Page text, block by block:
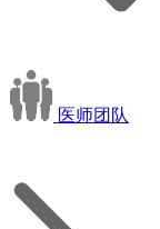
医师团队